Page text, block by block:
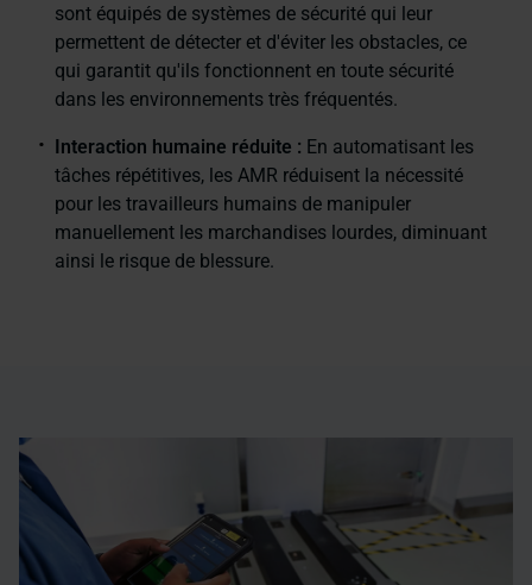
sont équipés de systèmes de sécurité qui leur
permettent de détecter et d'éviter les obstacles, ce
qui garantit qu'ils fonctionnent en toute sécurité
dans les environnements très fréquentés.
Interaction humaine réduite : En automatisant les
tâches répétitives, les AMR réduisent la nécessité
pour les travailleurs humains de manipuler
manuellement les marchandises lourdes, diminuant
ainsi le risque de blessure.